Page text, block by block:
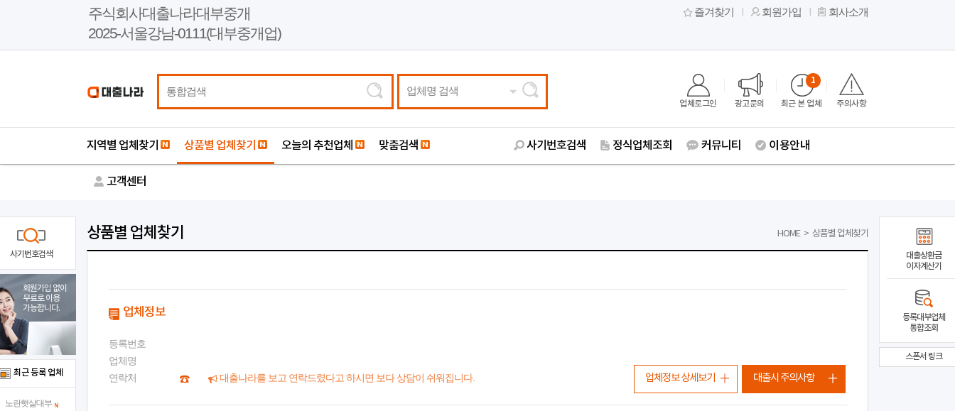
주식회사대출나라대부중개
2025-서울강남-0111(대부중개업)
즐겨찾기 회원가입 회사소개
업체명 검색
업체로그인 광고문의 최근 본 업체
1
주의사항
지역별 업체찾기 상품별 업체찾기 오늘의 추천업체 맞춤검색 사기번호검색 정식업체조회 커뮤니티 이용안내
고객센터
상품별 업체찾기 HOME > 상품별 업체찾기
업체정보
등록번호
업체명
연락처
대출나라를 보고 연락드렸다고 하시면 보다 상담이 쉬워집니다. 업체정보 상세보기 대출시 주의사항
사기번호검색
회원가입 없이
무료로 이용
가능합니다.
최근 등록 업체
노란햇살대부
대출상환금
이자계산기
등록대부업체
통합조회
스폰서 링크